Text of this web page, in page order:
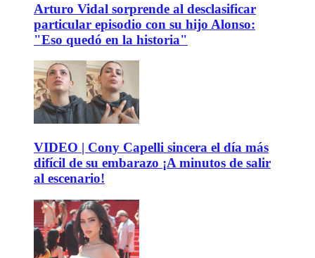
Arturo Vidal sorprende al desclasificar
particular episodio con su hijo Alonso:
"Eso quedó en la historia"
VIDEO | Cony Capelli sincera el día más
difícil de su embarazo ¡A minutos de salir
al escenario!